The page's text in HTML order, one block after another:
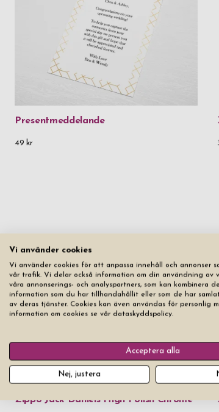
Presentmeddelande
49 kr
Zippo Jack Daniels High Polish Chrome
Vi använder cookies
Vi använder cookies för att anpassa innehåll och annonser
vår trafik. Vi delar också information om din användning av
våra annonserings- och analyspartners, som kan kombinera
information som du har tillhandahållit eller som de har
av deras tjänster. Cookies kan även användas för personlig
information om cookies se vår dataskyddspolicy.
Acceptera alla
Nej, justera